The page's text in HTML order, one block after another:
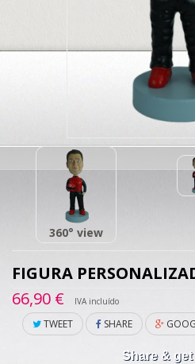
360° view
FIGURA
66,90 €
IVA incluído
TWEET SHARE
Share &